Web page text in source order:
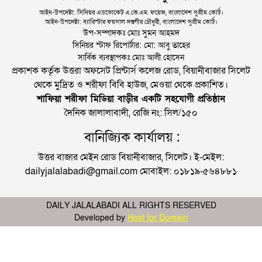
আইন-উপদেষ্টা: সিনিয়র এডভোকেট এ.কে.এম. ফয়েজ, বাংলাদেশ সুপ্রীম কোর্ট।
আইন-উপদেষ্টা: ব্যারিস্টার ফয়সাল দস্তগীর চৌধুরী, বাংলাদেশ সুপ্রীম কোর্ট।
উপ-সম্পাদকঃ মোঃ সুমন আহমদ
সিনিয়র স্টাফ রিপোর্টার: মো: আবু তাহের
সার্বিক ব্যবস্থাপকঃ মোঃ আলী হোসেন
প্রকাশক কর্তৃক উত্তরা অফসেট প্রিন্টার্স কলেজ রোড, বিয়ানীবাজার সিলেট
থেকে মুদ্রিত ও শরীফা বিবি হাউজ, মেওয়া থেকে প্রকাশিত।
শাফিয়া শরীফা মিডিয়া বাড়ীর একটি সহযোগী প্রতিষ্ঠান
দৈনিক জালালাবাদী, রেজি নং: সিল/১৫০
বানিজ্যিক কার্যালয় :
উত্তর বাজার মেইন রোড বিয়ানীবাজার, সিলেট। ই-মেইল:
dailyjalalabadi@gmail.com মোবাইল: ০১৮১৯-৫৬৪৮৮১
DAILY JALALABADI ALL RIGHTS RESERVED
Developed by Host for Domain